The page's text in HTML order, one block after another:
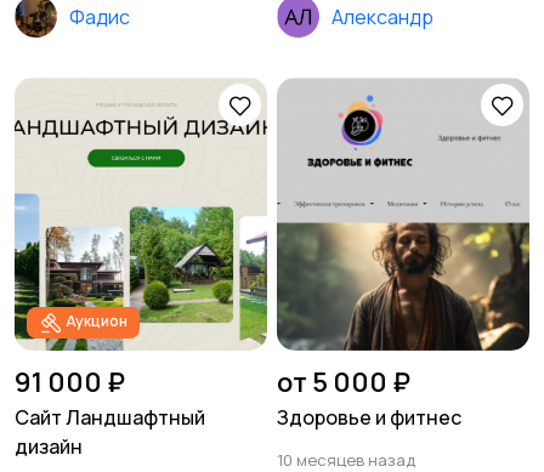
Фадис Александр
Аукцион
91 000 ₽
Сайт Ландшафтный
дизайн
от 5 000 ₽
Здоровье и фитнес
10 месяцев назад